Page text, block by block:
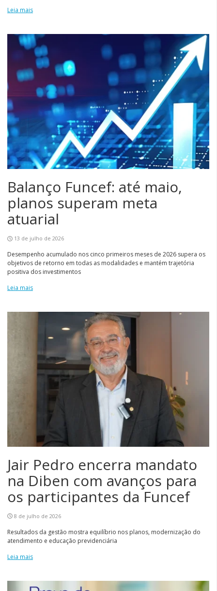
Leia mais
Balanço Funcef: até maio,
planos superam meta
atuarial
13 de julho de 2026
Desempenho acumulado nos cinco primeiros meses de 2026 supera os
objetivos de retorno em todas as modalidades e mantém trajetória
positiva dos investimentos
Leia mais
Jair Pedro encerra mandato
na Diben com avanços para
os participantes da Funcef
8 de julho de 2026
Resultados da gestão mostra equilíbrio nos planos, modernização do
atendimento e educação previdenciária
Leia mais